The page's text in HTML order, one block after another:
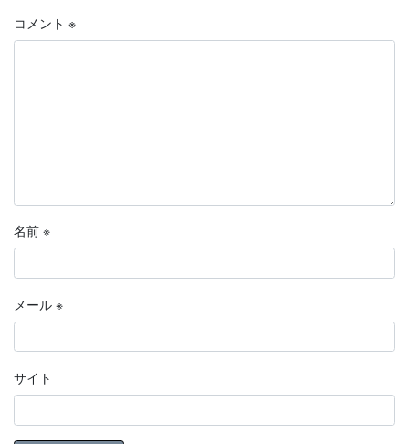
コメント ※
名前 ※
メール ※
サイト